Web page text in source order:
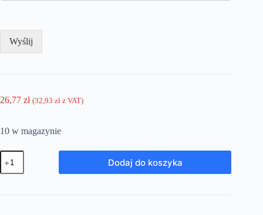
Wyślij
26,77 zł (32,93 zł z VAT)
10 w magazynie
ilość
Stopka
wahliwa-
fi80
Dodaj do koszyka